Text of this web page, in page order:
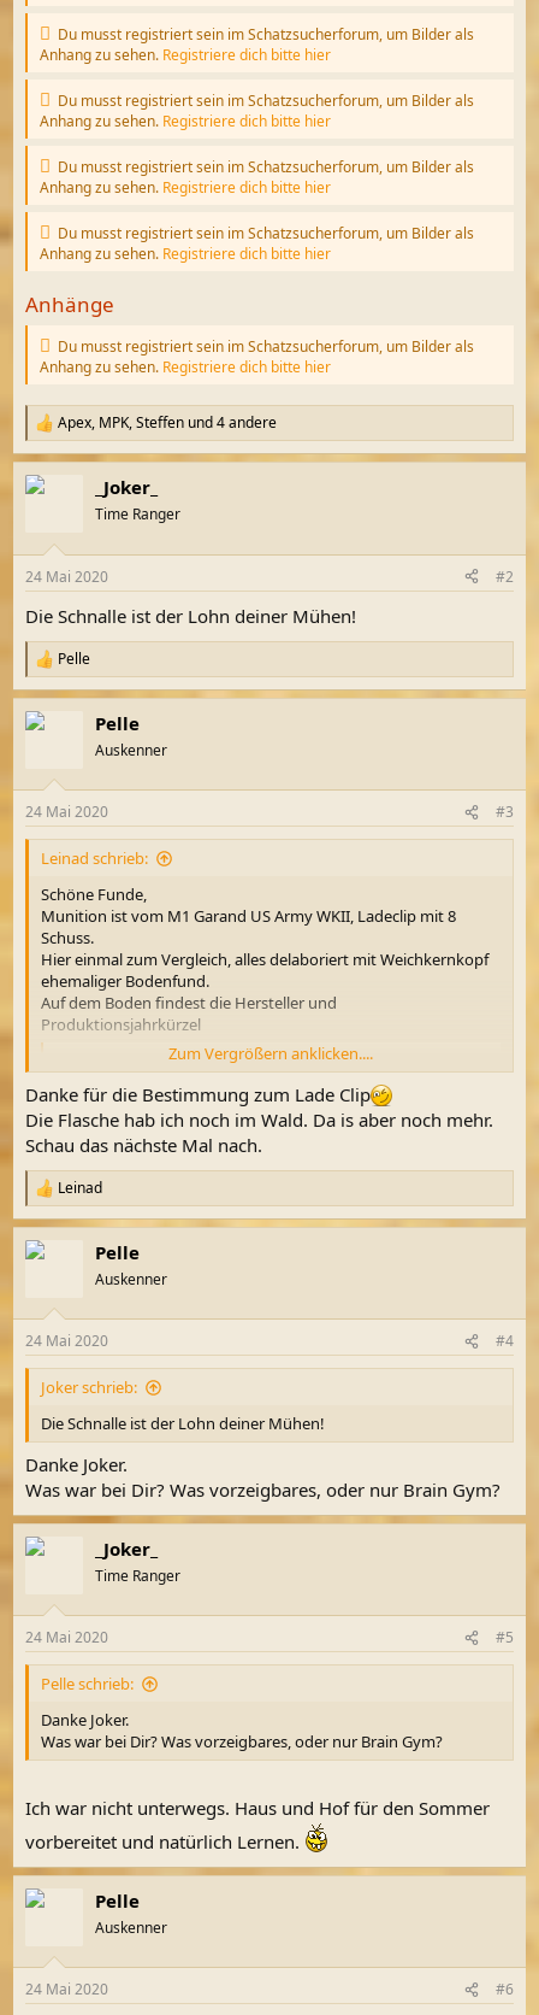
Du musst registriert sein im Schatzsucherforum, um Bilder als
Anhang zu sehen. Registriere dich bitte hier
Du musst registriert sein im Schatzsucherforum, um Bilder als
Anhang zu sehen. Registriere dich bitte hier
Du musst registriert sein im Schatzsucherforum, um Bilder als
Anhang zu sehen. Registriere dich bitte hier
Du musst registriert sein im Schatzsucherforum, um Bilder als
Anhang zu sehen. Registriere dich bitte hier
Anhänge
Du musst registriert sein im Schatzsucherforum, um Bilder als
Anhang zu sehen. Registriere dich bitte hier
R
e
a
k
e
:
Apex, MPK,Steffen und 4 andere
_Joker_
Time Ranger
24 Mai 2020 #2
Die Schnalle ist der Lohn deiner Mühen!
R
e
a
k
e
n
Pelle
Pelle
Auskenner
24 Mai 2020 #3
Leinad schrieb:
Schöne Funde,
Munition ist vom M1 Garand US Army WKII, Ladeclip mit 8
Schuss.
Hier einmal zum Vergleich, alles delaboriert mit Weichkernkopf
ehemaliger Bodenfund.
Auf dem Boden findest die Hersteller und
Produktionsjahrkürzel
Du musst registriert sein im Schatzsucherforum, um Bilder
als Anhang zu sehen.
Registriere dich bitte hier
Du musst registriert sein im Schatzsucherforum, um Bilder
als Anhang zu sehen.
Beitrag automatisch zusammengeführt:
Ich finde die Flasche gut, hat die Prägungen auf dem
Flaschenboden oder seitlich? Toller Fund, am Stück sind die
selten!
Zum Vergrößern anklicken....
Danke für die Bestimmung zum Lade Clip
Die Flasche hab ich noch im Wald. Da is aber noch mehr.
Schau das nächste Mal nach.
R
e
a
k
e
n
Leinad
Pelle
Auskenner
24 Mai 2020 #4
Joker schrieb:
Die Schnalle ist der Lohn deiner Mühen!
Danke Joker.
Was war bei Dir? Was vorzeigbares, oder nur Brain Gym?
_Joker_
Time Ranger
24 Mai 2020 #5
Pelle schrieb:
Danke Joker.
Was war bei Dir? Was vorzeigbares, oder nur Brain Gym?
Ich war nicht unterwegs. Haus und Hof für den Sommer
vorbereitet und natürlich Lernen.
Pelle
Auskenner
24 Mai 2020 #6